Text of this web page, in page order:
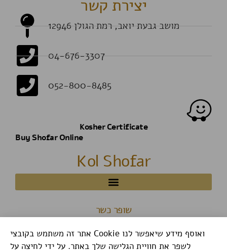
יצירת קשר
מושב גבעת יואב, רמת הגולן 12946
04-676-3307
052-800-8485
Kosher Certificate
Buy Shofar Online
Kol Shofar
שופר כשר
אתר זה משתמש בקובצי Cookie ואוסף מידע שיאפשר לנו
לשפר את חוויית הגלישה שלך באתר. על ידי לחיצה על